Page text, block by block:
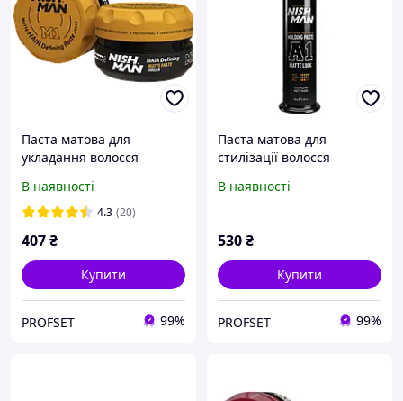
Паста матова для
укладання волосся
М1 100 мл
В наявності
4.3 (20)
407₴
Купити
PROFSET 99%
Паста матова для
стилізації волосся
MOLDING PASTE MATTE
В наявності
530₴
Купити
PROFSET 99%